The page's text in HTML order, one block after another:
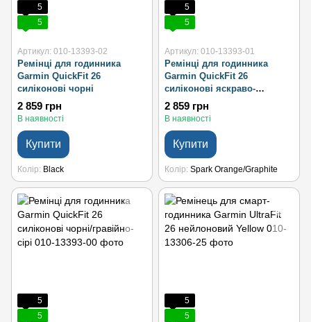
5
5
Артикул: 010-13393-02
Ремінці для годинника
Garmin QuickFit 26
силіконові чорні
2 859 грн
В наявності
Купити
Колір Black
5
5
Артикул: 010-13393-01
Ремінці для годинника
Garmin QuickFit 26
силіконові яскраво-
оранжеві/графітові
2 859 грн
В наявності
Купити
Колір Spark Orange/Graphite
5
5
5
5